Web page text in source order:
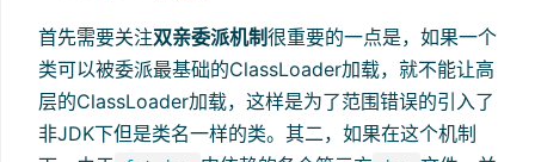
首先需要关注双亲委派机制很重要的一点是，如果一个
类可以被委派最基础的ClassLoader加载，就不能让高
层的ClassLoader加载，这样是为了范围错误的引入了
非JDK下但是类名一样的类。其二，如果在这个机制